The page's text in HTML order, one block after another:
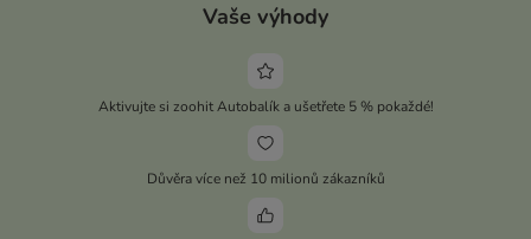
Vaše výhody
Aktivujte si zoohit Autobalík a ušetřete 5 % pokaždé!
Důvěra více než 10 milionů zákazníků